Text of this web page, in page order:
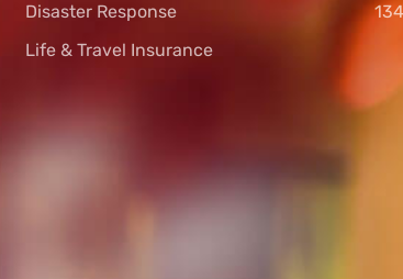
Disaster Response
Life & Travel Insurance